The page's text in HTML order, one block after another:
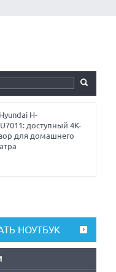
H-
доступный 4K-
для домашнего
НОУТБУК